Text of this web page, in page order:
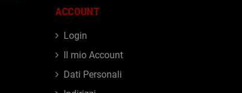
ACCOUNT
Login
Il mio Account
Dati Personali